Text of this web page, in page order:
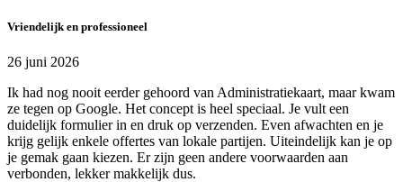
Vriendelijk en professioneel
26 juni 2026
Ik had nog nooit eerder gehoord van Administratiekaart, maar kwam
ze tegen op Google. Het concept is heel speciaal. Je vult een
duidelijk formulier in en druk op verzenden. Even afwachten en je
krijg gelijk enkele offertes van lokale partijen. Uiteindelijk kan je op
je gemak gaan kiezen. Er zijn geen andere voorwaarden aan
verbonden, lekker makkelijk dus.